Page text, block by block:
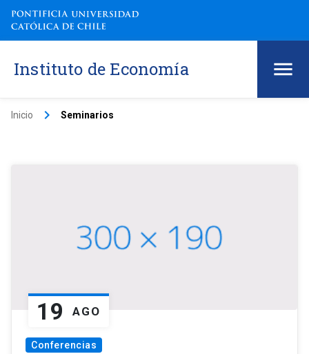
Instituto de Economía
Inicio keyboard_arrow_right Seminarios
19 AGO
Conferencias